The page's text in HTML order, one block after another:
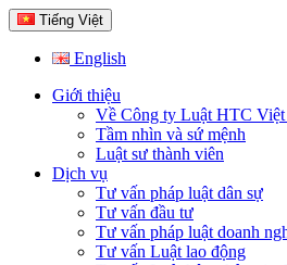
Tiếng Việt
English
Giới thiệu
Về Công ty Luật HTC
Tầm nhìn và sứ mệnh
Luật sư thành viên
Dịch vụ
Tư vấn pháp luật dân sự
Tư vấn đầu tư
Tư vấn pháp luật doanh
Tư vấn Luật lao động